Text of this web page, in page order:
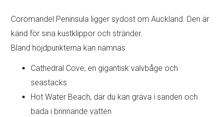
Coromandel Peninsula ligger sydost om Auckland. Den är
känd för sina kustklippor och stränder.
Bland höjdpunkterna kan nämnas
Cathedral Cove, en gigantisk valvbåge och
seastacks
Hot Water Beach, där du kan gräva i sanden och
bada i brinnande vatten